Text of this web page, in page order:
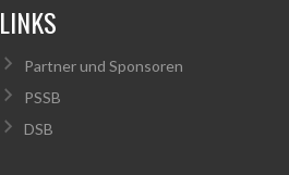
LINKS
Partner und Sponsoren
PSSB
DSB